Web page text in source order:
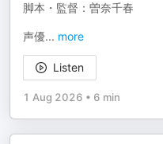
脚本・監督：曽奈千春
声優... more
Listen
1 Aug 2026 • 6 min